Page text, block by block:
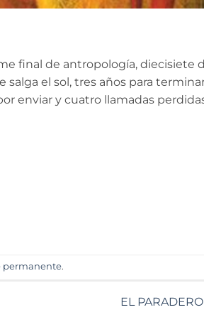
final de antropología, diecisiete
el sol, tres años para
enviar y cuatro llamadas
permanente.
EL PARADERO